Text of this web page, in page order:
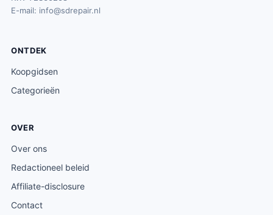
E-mail: info@sdrepair.nl
ONTDEK
Koopgidsen
Categorieën
OVER
Over ons
Redactioneel beleid
Affiliate-disclosure
Contact